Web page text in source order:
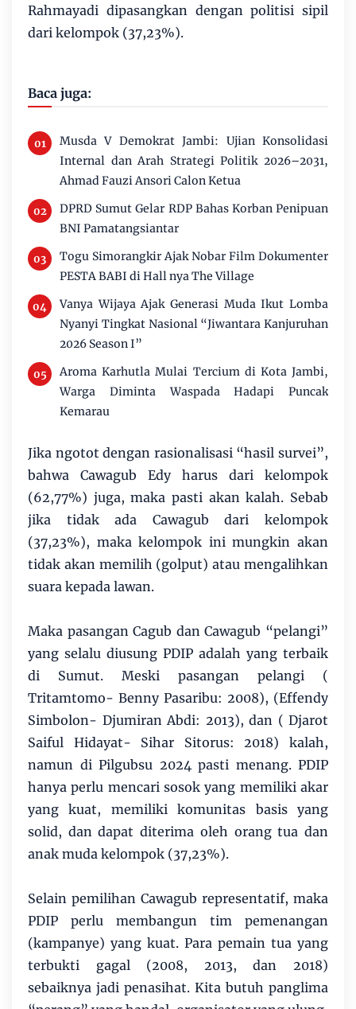
Rahmayadi dipasangkan dengan politisi sipil
dari kelompok (37,23%).
Baca juga:
Musda V Demokrat Jambi: Ujian Konsolidasi
Internal dan Arah Strategi Politik 2026–2031,
Ahmad Fauzi Ansori Calon Ketua
DPRD Sumut Gelar RDP Bahas Korban Penipuan
BNI Pamatangsiantar
Togu Simorangkir Ajak Nobar Film Dokumenter
PESTA BABI di Hall nya The Village
Vanya Wijaya Ajak Generasi Muda Ikut Lomba
Nyanyi Tingkat Nasional “Jiwantara Kanjuruhan
2026 Season I”
Aroma Karhutla Mulai Tercium di Kota Jambi,
Warga Diminta Waspada Hadapi Puncak
Kemarau
Jika ngotot dengan rasionalisasi “hasil survei”,
bahwa Cawagub Edy harus dari kelompok
(62,77%) juga, maka pasti akan kalah. Sebab
jika tidak ada Cawagub dari kelompok
(37,23%), maka kelompok ini mungkin akan
tidak akan memilih (golput) atau mengalihkan
suara kepada lawan.
Maka pasangan Cagub dan Cawagub “pelangi”
yang selalu diusung PDIP adalah yang terbaik
di Sumut. Meski pasangan pelangi (
Tritamtomo- Benny Pasaribu: 2008), (Effendy
Simbolon- Djumiran Abdi: 2013), dan ( Djarot
Saiful Hidayat- Sihar Sitorus: 2018) kalah,
namun di Pilgubsu 2024 pasti menang. PDIP
hanya perlu mencari sosok yang memiliki akar
yang kuat, memiliki komunitas basis yang
solid, dan dapat diterima oleh orang tua dan
anak muda kelompok (37,23%).
Selain pemilihan Cawagub representatif, maka
PDIP perlu membangun tim pemenangan
(kampanye) yang kuat. Para pemain tua yang
terbukti gagal (2008, 2013, dan 2018)
sebaiknya jadi penasihat. Kita butuh panglima